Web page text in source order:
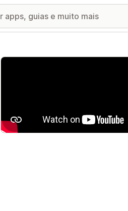
Galeria de imagens em destaque